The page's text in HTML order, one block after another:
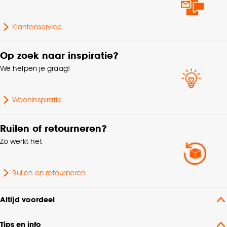
Mate verduisterend 100% Verduisterend
Collectie
Wandbevestiging, Met
Plafondbevestiging
Kenmerken
Klantenservice
Op zoek naar inspiratie?
We helpen je graag!
Wooninspiratie
Ruilen of retourneren?
Zo werkt het
Ruilen en retourneren
Altijd voordeel
Tips en info